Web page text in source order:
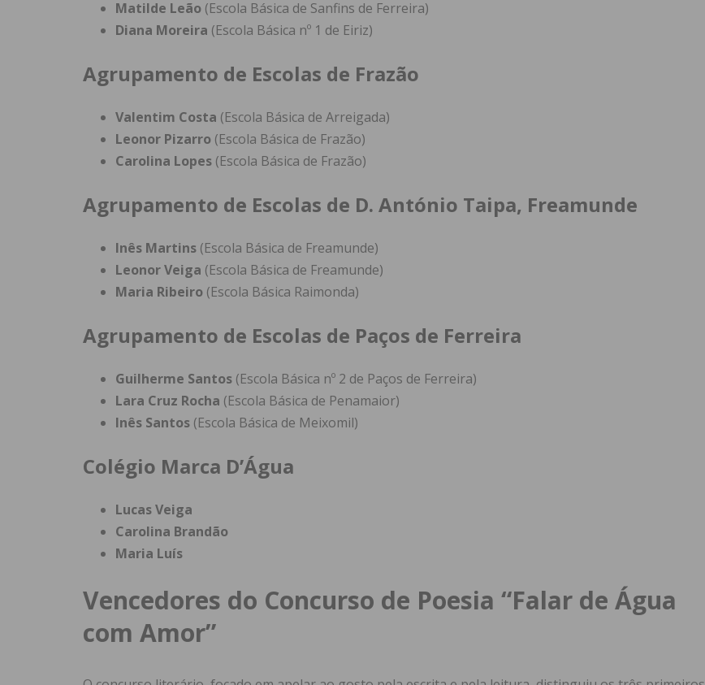
Matilde Leão (Escola Básica de Sanfins de Ferreira)
Diana Moreira (Escola Básica nº 1 de Eiriz)
Agrupamento de Escolas de Frazão
Valentim Costa (Escola Básica de Arreigada)
Leonor Pizarro (Escola Básica de Frazão)
Carolina Lopes (Escola Básica de Frazão)
Agrupamento de Escolas de D. António Taipa, Freamunde
Inês Martins (Escola Básica de Freamunde)
Leonor Veiga (Escola Básica de Freamunde)
Maria Ribeiro (Escola Básica Raimonda)
Agrupamento de Escolas de Paços de Ferreira
Guilherme Santos (Escola Básica nº 2 de Paços de Ferreira)
Lara Cruz Rocha (Escola Básica de Penamaior)
Inês Santos (Escola Básica de Meixomil)
Colégio Marca D’Água
Lucas Veiga
Carolina Brandão
Maria Luís
Vencedores do Concurso de Poesia “Falar de Água
com Amor”